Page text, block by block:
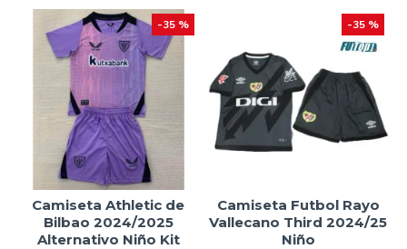
-35 %
Camiseta Athletic de
Bilbao 2024/2025
Alternativo Niño Kit
-35 %
Camiseta Futbol Rayo
Vallecano Third 2024/25
Niño